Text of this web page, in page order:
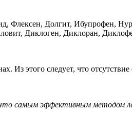
Флексен, Долгит, Ибупрофен,
Диклоген, Диклоран,
этого следует, что
самым эффективным методом